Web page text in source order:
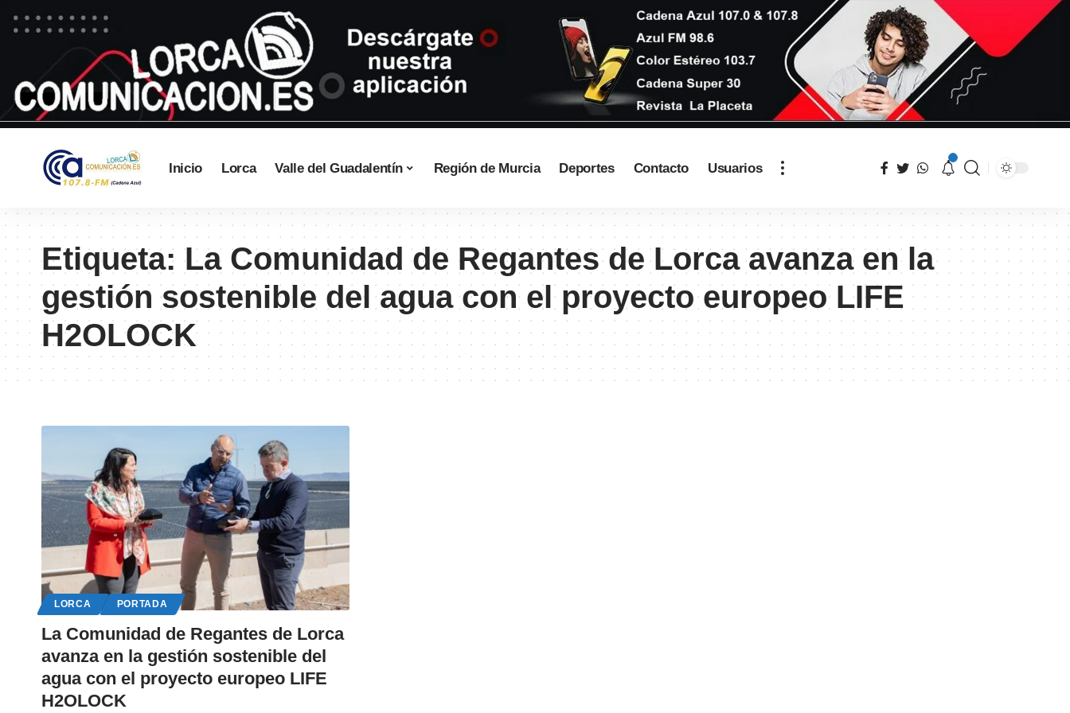
Inicio Lorca Valle del Guadalentín Región de Murcia Deportes Contacto Usuarios
Etiqueta:La Comunidad de Regantes de Lorca avanza en la
gestión sostenible del agua con el proyecto europeo LIFE
H2OLOCK
LORCA PORTADA
La Comunidad de Regantes de Lorca
avanza en la gestión sostenible del
agua con el proyecto europeo LIFE
H2OLOCK